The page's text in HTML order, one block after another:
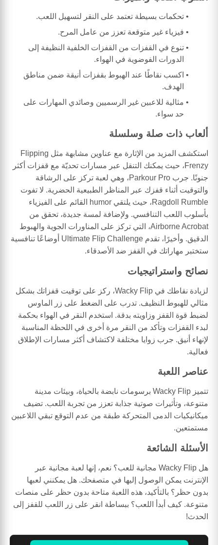
تحكمات بسيطة تعتمد على النقر لتسهيل اللعب.
فيزياء غير متوقعة تعزز من عامل المرح.
تنوع في القفزات من القفزات الخلفية النظيفة إلى
الدورات الفوضوية في الهواء.
اكسب نقاطًا عند الهبوط بقفزات أنيقة ضمن مناطق
الهدف.
مثالية للاعبين غير الرسميين وصائدي المهارات على
حد سواء.
ألعاب ذات صلة وسلسلة
استكشف المزيد من الإثارة مع عناوين مشابهة مثل Flipping
Frenzy، حيث يمكنك التنقل عبر مسارات تحديّة مع قفزات أكثر
جنونًا. جرب Parkour Pro، وهي لعبة تركز على الرشاقة
والتوقيت أثناء قفزك عبر المناظر الطبيعية الحضرية. لا تفوت
Ragdoll Rumble، حيث يلتقي humor القائم على الفيزياء
بأسلوب اللعب التنافسي. ولإضافة لمسة جديدة، تحقق من
Airborne Acrobat، التي تركز على المناورات الجوية والهبوط
الدقيق. وأخيرًا، تقدم Ultimate Flip Challenge أوضاعًا تنافسية
ستختبر مهاراتك في القفز ضد الأصدقاء.
نصائح واستراتيجيات
لزيادة نقاطك في Wacky Flip، ركز على توقيت قفزاتك بشكل
مثالي للهبوط النظيف. تدرب على الضغط على زر الماوس
لضبط قوة القفز وزاويته بدقة. استخدم النقر في الهواء بحكمة
لبدء القفزات وتأكد من النقر مرة أخرى في اللحظة المناسبة
لإنهاء أنيق. جرب زوايا مختلفة لاكتشاف أكثر مسارات الإطلاق
فعالية.
عناصر اللعبة
تتميز Wacky Flip برسومات نابضة بالحياة، وبيئات مدينة
متنوعة، وتأثيرات صوتية جذابة تعزز من تجربة اللعب. تضيف
ميكانيكيات الدمى المتحركة طبقة من عدم التوقع تبقي اللاعبين
مستمتعين.
الأسئلة الشائعة
هل Wacky Flip مجانية للعب؟ نعم، إنها لعبة مجانية عبر
الإنترنت يمكن الوصول إليها في متصفحك. هل يمكنني لعبها
بدون حظر؟ بالتأكيد، هذه اللعبة متاحة بدون حظر على منصات
متنوعة. كيف أبدأ اللعب؟ ببساطة انقر على زر اللعب للقفز إلى
الحدث!